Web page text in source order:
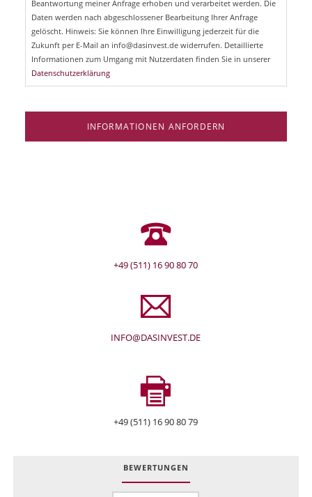
Beantwortung meiner Anfrage erhoben und verarbeitet werden. Die
Daten werden nach abgeschlossener Bearbeitung Ihrer Anfrage
gelöscht. Hinweis: Sie können Ihre Einwilligung jederzeit für die
Zukunft per E-Mail an info@dasinvest.de widerrufen. Detaillierte
Informationen zum Umgang mit Nutzerdaten finden Sie in unserer
Datenschutzerklärung
INFORMATIONEN ANFORDERN
+49 (511) 16 90 80 70
INFO@DASINVEST.DE
+49 (511) 16 90 80 79
BEWERTUNGEN